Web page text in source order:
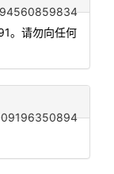
。请勿向任何